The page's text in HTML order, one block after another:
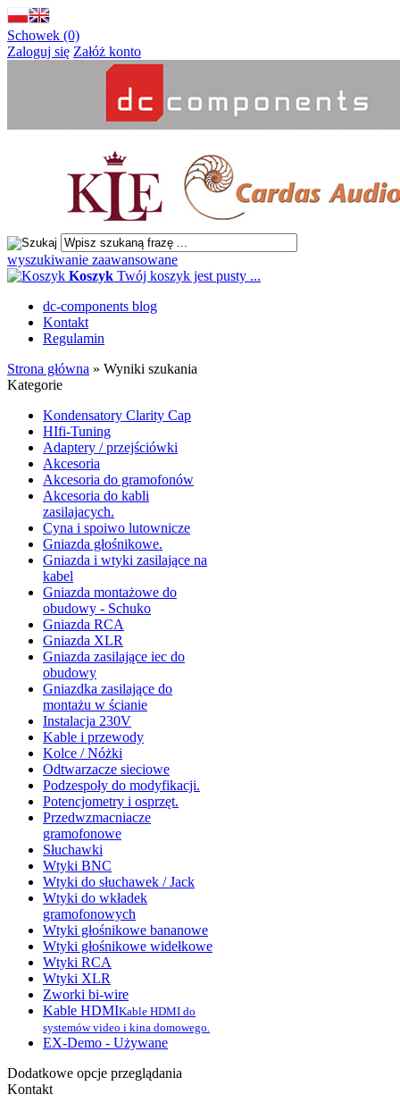
Schowek (0)
Zaloguj się Załóż konto
wyszukiwanie zaawansowane
Koszyk Twój koszyk jest pusty ...
dc-components blog
Kontakt
Regulamin
Strona główna » Wyniki szukania
Kategorie
Kondensatory Clarity Cap
HIfi-Tuning
Adaptery / przejściówki
Akcesoria
Akcesoria do gramofonów
Akcesoria do kabli
zasilajacych.
Cyna i spoiwo lutownicze
Gniazda głośnikowe.
Gniazda i wtyki zasilające na
kabel
Gniazda montażowe do
obudowy - Schuko
Gniazda RCA
Gniazda XLR
Gniazda zasilające iec do
obudowy
Gniazdka zasilające do
montażu w ścianie
Instalacja 230V
Kable i przewody
Kolce / Nóżki
Odtwarzacze sieciowe
Podzespoły do modyfikacji.
Potencjometry i osprzęt.
Przedwzmacniacze
gramofonowe
Słuchawki
Wtyki BNC
Wtyki do słuchawek / Jack
Wtyki do wkładek
gramofonowych
Wtyki głośnikowe bananowe
Wtyki głośnikowe widełkowe
Wtyki RCA
Wtyki XLR
Zworki bi-wire
Kable HDMIKable HDMI do
systemów video i kina domowego.
EX-Demo - Używane
Dodatkowe opcje przeglądania
Kontakt